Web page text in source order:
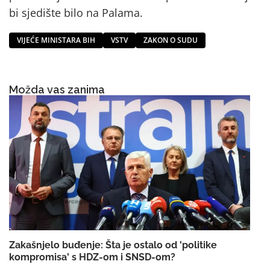
bi sjedište bilo na Palama.
VIJEĆE MINISTARA BIH VSTV ZAKON O SUDU
Možda vas zanima
Zakašnjelo buđenje: Šta je ostalo od 'politike
kompromisa' s HDZ-om i SNSD-om?